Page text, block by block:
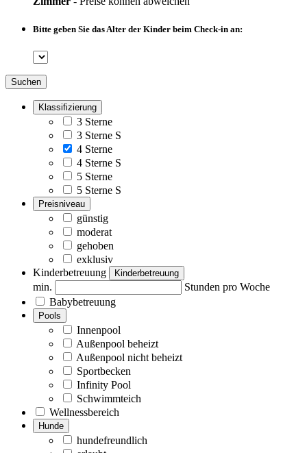
Bitte geben Sie das Alter der Kinder beim Check-in an:
Suchen
Klassifizierung
3 Sterne
3 Sterne S
4 Sterne
4 Sterne S
5 Sterne
5 Sterne S
Preisniveau
günstig
moderat
gehoben
exklusiv
Kinderbetreuung
Kinderbetreuung
min.
Stunden pro Woche
Babybetreuung
Pools
Innenpool
Außenpool beheizt
Außenpool nicht beheizt
Sportbecken
Infinity Pool
Schwimmteich
Wellnessbereich
Hunde
hundefreundlich